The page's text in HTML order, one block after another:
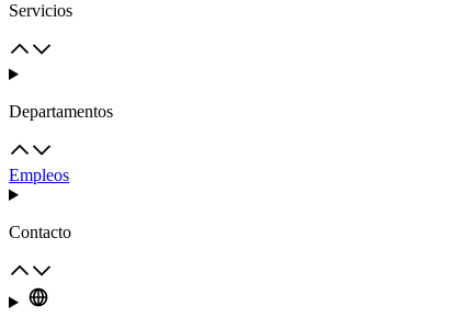
Servicios
Departamentos
Empleos
Contacto